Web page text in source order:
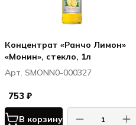
Концентрат «Ранчо Лимон»
«Монин», стекло, 1л
Арт. SMONN0-000327
753 ₽
В корзину